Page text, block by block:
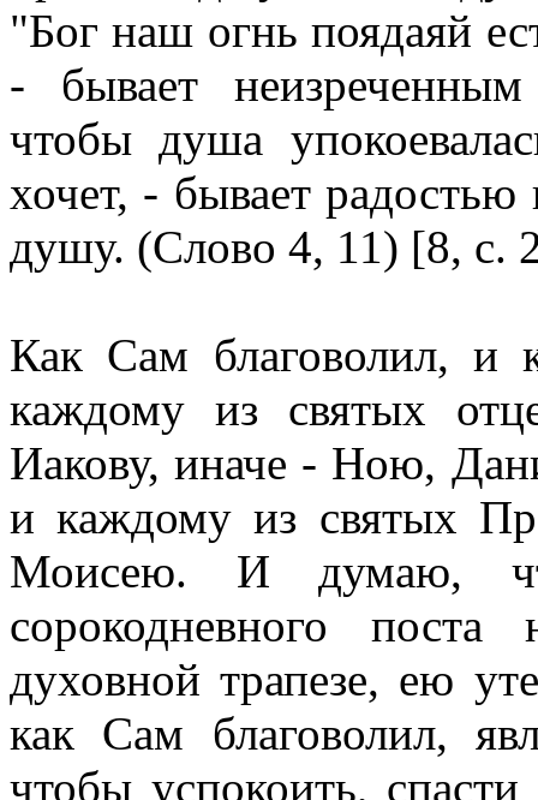
"Бог наш огнь поядаяй
- бывает
чтобы душа
хочет, - бывает радостью
душу. (Слово 4, 11) [8, с.
Как Сам благоволил, и
каждому из святых
Иакову, иначе - Ною,
и каждому из святых
Моисею. И думаю,
сорокодневного
духовной трапезе, ею
как Сам благоволил,
чтобы успокоить,